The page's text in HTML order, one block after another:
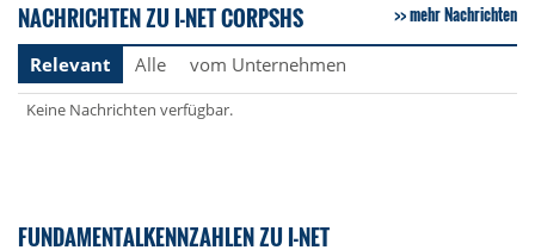
NACHRICHTEN ZU I-NET CORPSHS mehr Nachrichten
Relevant Alle vom Unternehmen
Keine Nachrichten verfügbar.
FUNDAMENTALKENNZAHLEN ZU I-NET